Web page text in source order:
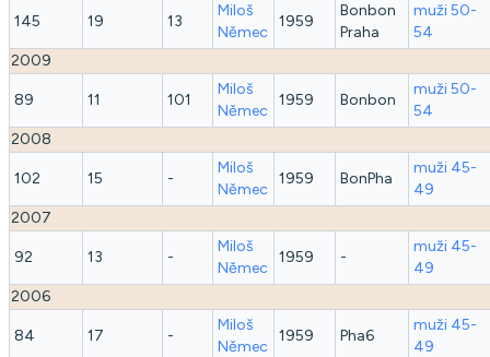
145 19 13
Miloš
Němec
1959
Bonbon
Praha
muži 50-
54
2009
89 11 101
Miloš
Němec
1959 Bonbon
muži 50-
54
2008
102 15 -
Miloš
Němec
1959 BonPha
muži 45-
49
2007
92 13 -
Miloš
Němec
1959 -
muži 45-
49
2006
84 17 -
Miloš
Němec
1959 Pha6
muži 45-
49